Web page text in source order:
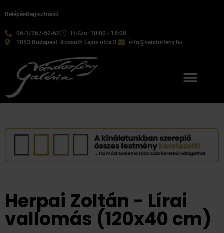
06-1/267-52-62
H-Szo: 10:00 - 18:00
1053 Budapest, Kossuth Lajos utca 3.
info@vandorfeny.hu
BelépésRegisztráció
Herpai Zoltán - Lírai
vallomás (120x40 cm)